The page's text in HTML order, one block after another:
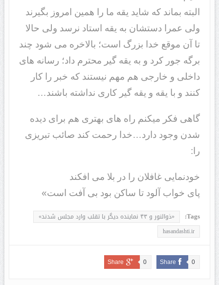
البته بماند که شاید یقه ما را همین امروز بگیرند
ولی عمرا دستشان به یقه استاد نرسد ولی حالا
تا آن موقع خدا بزرگ است؛ بالاخره می شود چند
برگه جور کرد و به یقه گیر محترم داد؛ رسانه های
داخلی و خارجی هم مهم نیستند که خبر را کار
کنند و با یقه و یقه گیر کاری نداشته باشند…
گاهی فکر میکنم راه های بهتری هم برای دیده
شدن وجود دارد…خدا رحمت کند صائب تبریزی
را:
خودنمایی غافلان را در بلا می افکند
پای خواب آلود تا ساکن بود بی آفت است»
Tags:
«ذوالنور و ۴۳ نماینده دیگر با تقلب وارد مجلس شدند»
hasandashti.ir
Share 0
Share 0